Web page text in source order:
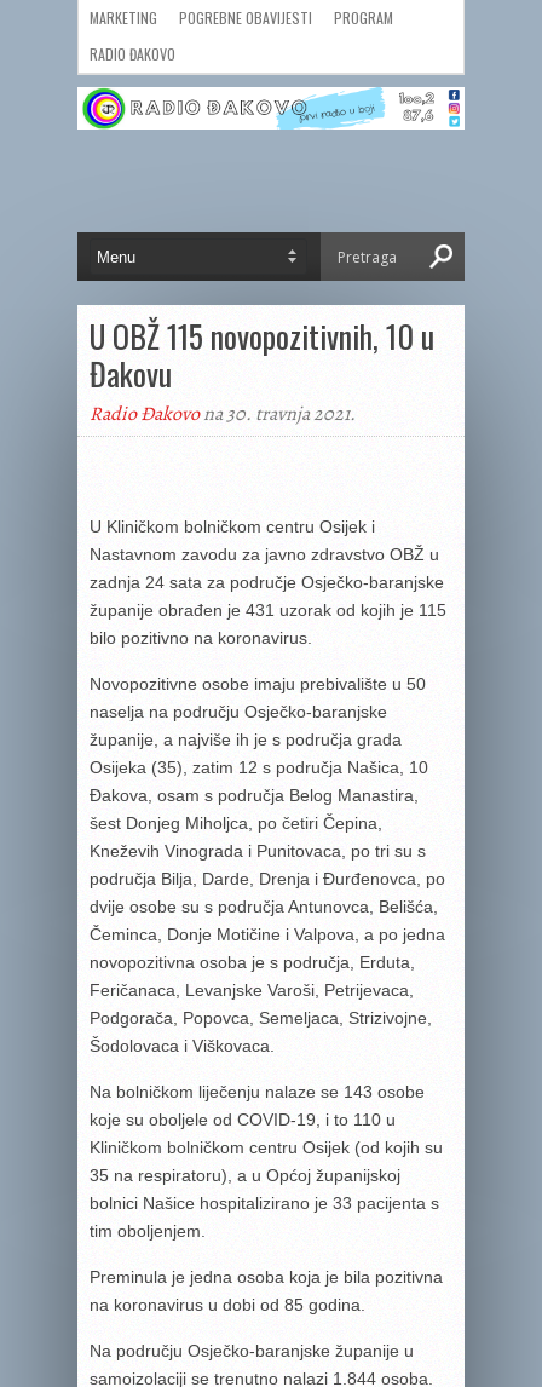
MARKETING POGREBNE OBAVIJESTI
PROGRAM
RADIO ĐAKOVO
U OBŽ 115 novopozitivnih, 10 u
Đakovu
Radio Đakovona 30. travnja 2021.
U Kliničkom bolničkom centru Osijek i
Nastavnom zavodu za javno zdravstvo OBŽ u
zadnja 24 sata za područje Osječko-baranjske
županije obrađen je 431 uzorak od kojih je 115
bilo pozitivno na koronavirus.
Novopozitivne osobe imaju prebivalište u 50
naselja na području Osječko-baranjske
županije, a najviše ih je s područja grada
Osijeka (35), zatim 12 s područja Našica, 10
Đakova, osam s područja Belog Manastira,
šest Donjeg Miholjca, po četiri Čepina,
Kneževih Vinograda i Punitovaca, po tri su s
područja Bilja, Darde, Drenja i Đurđenovca, po
dvije osobe su s područja Antunovca, Belišća,
Čeminca, Donje Motičine i Valpova, a po jedna
novopozitivna osoba je s područja, Erduta,
Feričanaca, Levanjske Varoši, Petrijevaca,
Podgorača, Popovca, Semeljaca, Strizivojne,
Šodolovaca i Viškovaca.
Na bolničkom liječenju nalaze se 143 osobe
koje su oboljele od COVID-19, i to 110 u
Kliničkom bolničkom centru Osijek (od kojih su
35 na respiratoru), a u Općoj županijskoj
bolnici Našice hospitalizirano je 33 pacijenta s
tim oboljenjem.
Preminula je jedna osoba koja je bila pozitivna
na koronavirus u dobi od 85 godina.
Na području Osječko-baranjske županije u
samoizolaciji se trenutno nalazi 1.844 osoba.